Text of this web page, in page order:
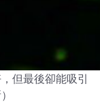
但最後卻能吸引